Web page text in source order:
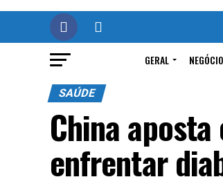
GERAL
SAÚDE
China
enfrentar